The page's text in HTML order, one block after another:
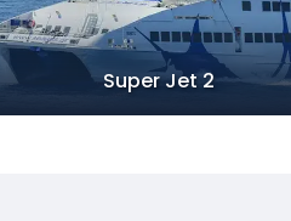
Super Jet 2